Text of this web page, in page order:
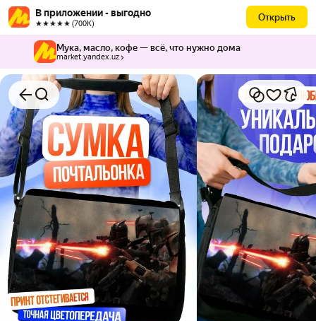
В приложении - выгодно
★★★★★ (700К)
Открыть
Мука, масло, кофе — всё, что нужно дома
market.yandex.uz